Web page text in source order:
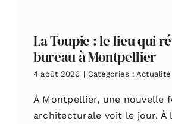
La Toupie : le lieu qui
bureau à Montpellier
4 août 2026 | Catégories : Actualité
À Montpellier, une nouvelle
architecturale voit le jour. À